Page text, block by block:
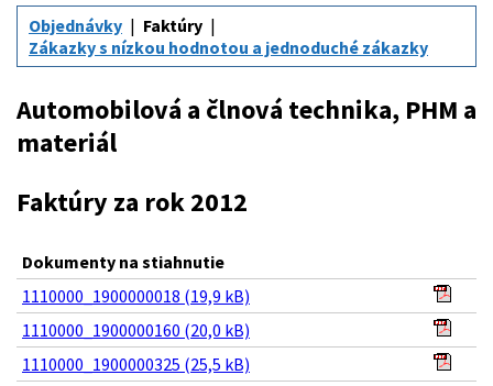
Objednávky
Faktúry
Zákazky s nízkou hodnotou a jednoduché zákazky
Automobilová a člnová technika, PHM a
materiál
Faktúry za rok 2012
Dokumenty na stiahnutie
1110000_1900000018 (19,9 kB)
1110000_1900000160 (20,0 kB)
1110000_1900000325 (25,5 kB)